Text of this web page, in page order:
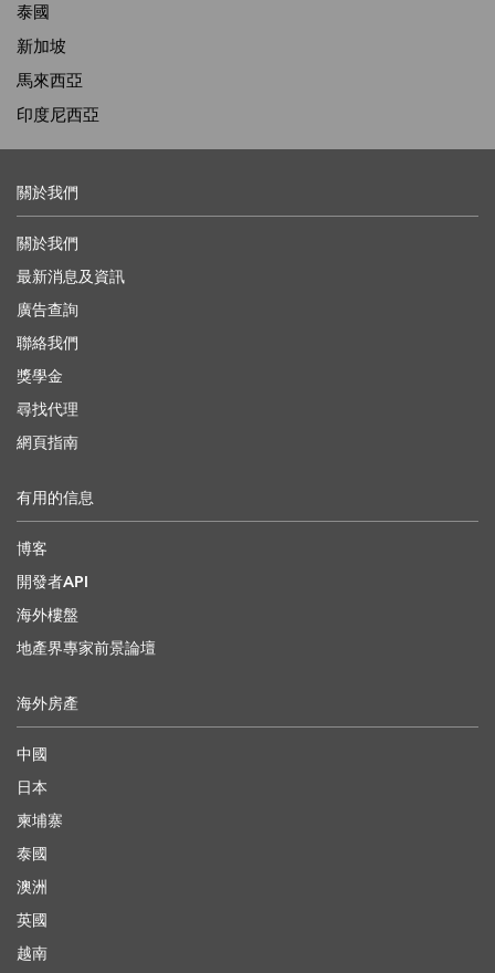
泰國
新加坡
馬來西亞
印度尼西亞
關於我們
關於我們
最新消息及資訊
廣告查詢
聯絡我們
獎學金
尋找代理
網頁指南
有用的信息
博客
開發者API
海外樓盤
地產界專家前景論壇
海外房產
中國
日本
柬埔寨
泰國
澳洲
英國
越南